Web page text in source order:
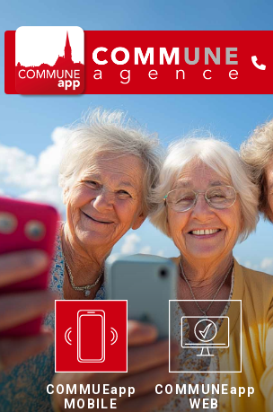
COMMUEapp
MOBILE
COMMUNEapp
WEB